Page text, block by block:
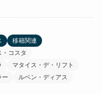
移籍関連
・コスタ
マタイス・デ・リフト
ー ルベン・ディアス